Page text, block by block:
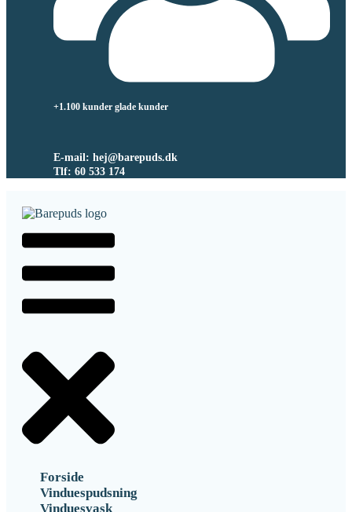
+1.100 kunder glade kunder
E-mail: hej@barepuds.dk
Tlf: 60 533 174
Forside
Vinduespudsning
Vinduesvask